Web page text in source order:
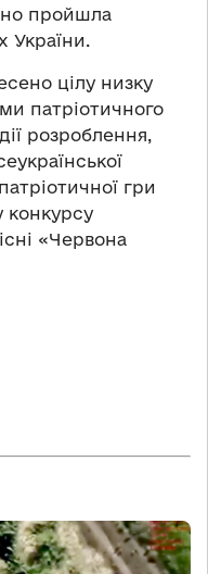
пройшла
України.
цілу низку
патріотичного
розроблення,
гри
конкурсу
«Червона